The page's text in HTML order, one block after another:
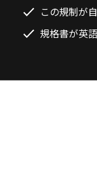
この規制が
規格書が英